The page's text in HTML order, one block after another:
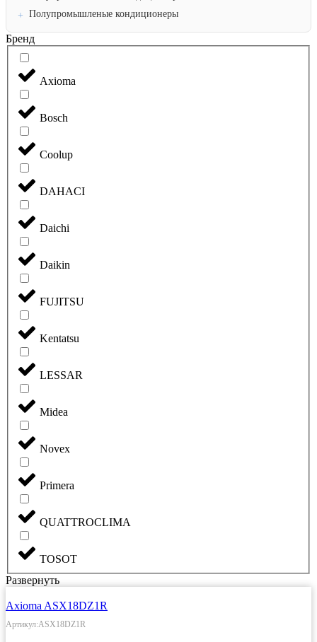
Полупромышленые кондиционеры
Бренд
Axioma
Bosch
Coolup
DAHACI
Daichi
Daikin
FUJITSU
Kentatsu
LESSAR
Midea
Novex
Primera
QUATTROCLIMA
TOSOT
Развернуть
Axioma ASX18DZ1R
Артикул:ASX18DZ1R